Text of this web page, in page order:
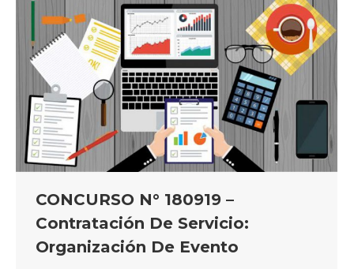
CONCURSO N° 180919 –
Contratación De Servicio:
Organización De Evento